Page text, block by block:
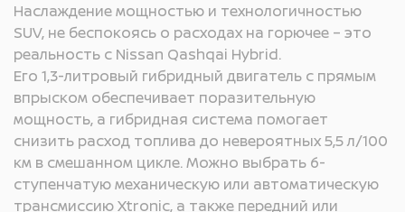
Наслаждение мощностью и технологичностью
SUV, не беспокоясь о расходах на горючее – это
реальность с Nissan Qashqai Hybrid.
Его 1,3-литровый гибридный двигатель с прямым
впрыском обеспечивает поразительную
мощность, а гибридная система помогает
снизить расход топлива до невероятных 5,5 л/100
км в смешанном цикле. Можно выбрать 6-
ступенчатую механическую или автоматическую
трансмиссию Xtronic, а также передний или